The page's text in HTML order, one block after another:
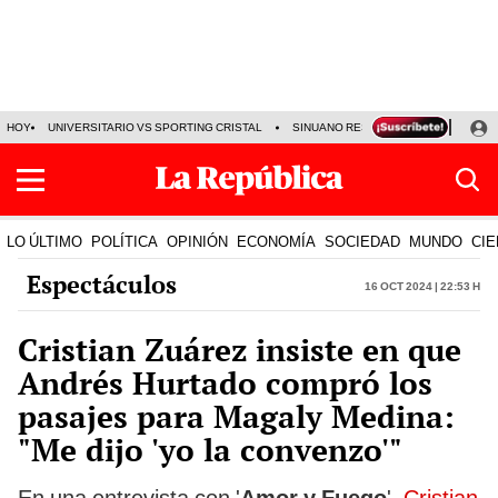
HOY UNIVERSITARIO VS SPORTING CRISTAL SINUANO RESULTADOS HOY
LO ÚLTIMO POLÍTICA OPINIÓN ECONOMÍA SOCIEDAD MUNDO
Espectáculos 16 Oct 2024 | 22:53 h
Cristian Zuárez insiste en que
Andrés Hurtado compró los
pasajes para Magaly Medina:
"Me dijo 'yo la convenzo'"